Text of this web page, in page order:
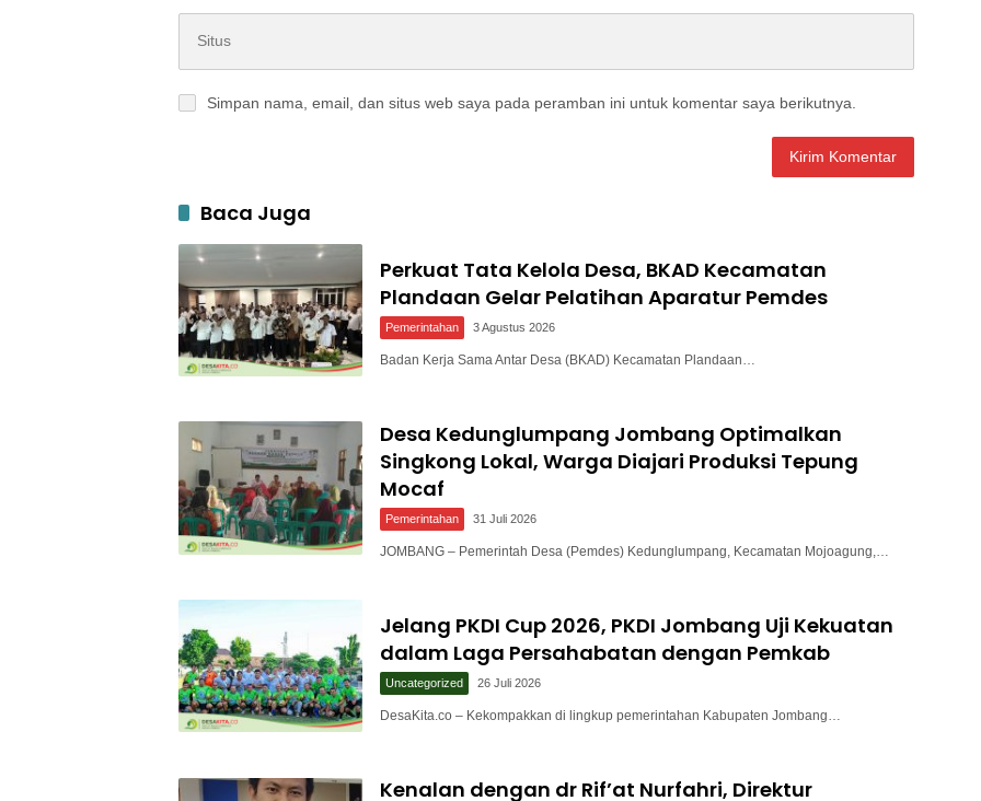
Simpan nama, email, dan situs web saya pada peramban ini untuk komentar saya berikutnya.
Baca Juga
Perkuat Tata Kelola Desa, BKAD Kecamatan
Plandaan Gelar Pelatihan Aparatur Pemdes
Pemerintahan 3 Agustus 2026
Badan Kerja Sama Antar Desa (BKAD) Kecamatan Plandaan…
Desa Kedunglumpang Jombang Optimalkan
Singkong Lokal, Warga Diajari Produksi Tepung
Mocaf
Pemerintahan 31 Juli 2026
JOMBANG – Pemerintah Desa (Pemdes) Kedunglumpang, Kecamatan Mojoagung,…
Jelang PKDI Cup 2026, PKDI Jombang Uji Kekuatan
dalam Laga Persahabatan dengan Pemkab
Uncategorized 26 Juli 2026
DesaKita.co – Kekompakkan di lingkup pemerintahan Kabupaten Jombang…
Kenalan dengan dr Rif’at Nurfahri, Direktur